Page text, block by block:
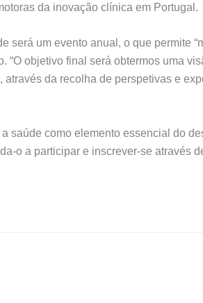
da inovação clínica em Portugal.
será um evento anual, o que permite
“O objetivo final será obtermos uma
da recolha de perspetivas e
saúde como elemento essencial do
o a participar e inscrever-se através